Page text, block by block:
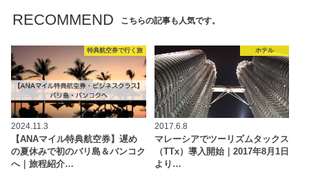
RECOMMEND こちらの記事も人気です。
特典航空券で行く旅
2024.11.3
【ANAマイル特典航空券】遅め
の夏休みで初のバリ島＆バンコク
へ｜旅程紹介…
ホテル
2017.6.8
マレーシアでツーリズムタックス
（TTx）導入開始｜2017年8月1日
より…